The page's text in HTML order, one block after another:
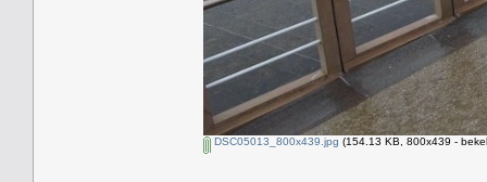
DSC05013_800x439.jpg (154.13 KB, 800x439 -